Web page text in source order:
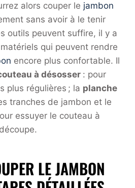
alors couper le jambon
sans avoir à le tenir
outils peuvent suffire, il y a
qui peuvent rendre
encore plus confortable. Il
à désosser : pour
plus régulières ; la planche
tranches de jambon et le
essuyer le couteau à
LE JAMBON